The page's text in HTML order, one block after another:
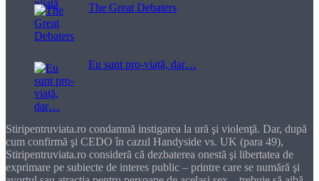
The Great Debaters
Eu sunt pro-viață, dar…
Stiripentruviata.ro condamnă instigarea la ură şi violenţă. Dar, după
cum confirmă şi CEDO în cazul Handyside vs. UK (para 49),
Stiripentruviata.ro consideră că dezbaterea onestă şi libertatea de
exprimare pe subiecte de interes public – printre care se numără şi